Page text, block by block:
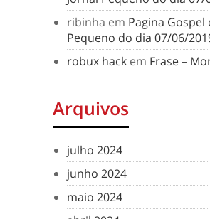
ribinha em Pagina Gospel
Pequeno do dia 07/06/
robux hack em Frase –
Arquivos
julho 2024
junho 2024
maio 2024